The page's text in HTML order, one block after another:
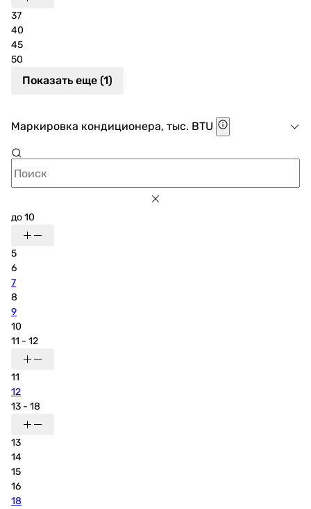
37
40
45
50
Показать еще (1)
Маркировка кондиционера, тыс. BTU
до 10
5
6
7
8
9
10
11 - 12
11
12
13 - 18
13
14
15
16
18